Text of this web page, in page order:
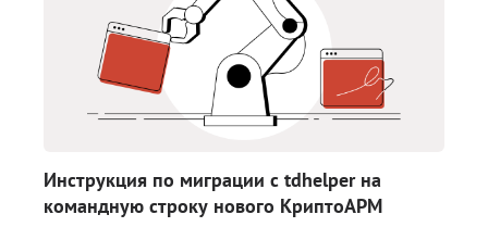
Инструкция по миграции с tdhelper на
командную строку нового КриптоАРМ